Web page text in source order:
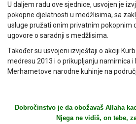
U daljem radu ove sjednice, usvojen je
pokopne djelatnosti u medžlisima, sa
usluge pružati onim privatnim pokopnim
ugovore o saradnji s medžlisima.
Također su usvojeni izvještaji o akciji
medresu 2013 i o prikupljanju namirnica
Merhametove narodne kuhinje na
Dobročinstvo je da obožavaš Allaha
Njega ne vidiš, on tebe,